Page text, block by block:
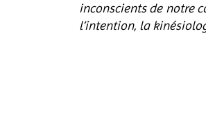
inconscients de notre
l’intention, la